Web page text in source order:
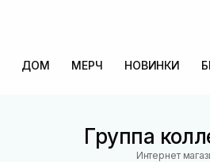
ДОМ МЕРЧ НОВИНКИ
Группа
Интернет